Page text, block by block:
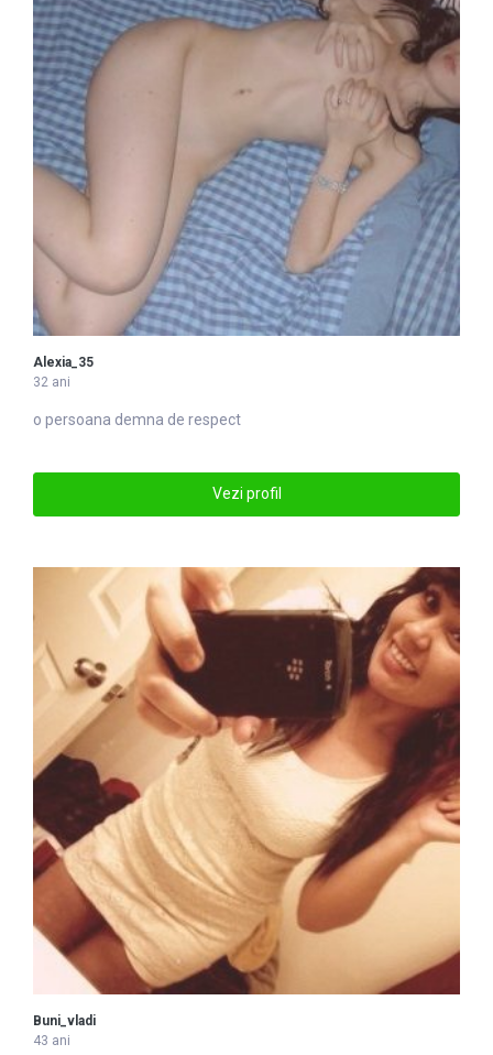
Alexia_35
32 ani
o persoana demna de respect
Vezi profil
Buni_vladi
43 ani